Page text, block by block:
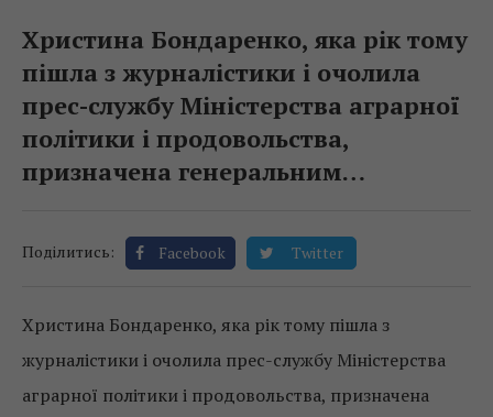
Христина Бондаренко, яка рік тому
пішла з журналістики і очолила
прес-службу Міністерства аграрної
політики і продовольства,
призначена генеральним…
Поділитись: Facebook Twitter
Христина Бондаренко, яка рік тому пішла з
журналістики і очолила прес-службу Міністерства
аграрної політики і продовольства, призначена